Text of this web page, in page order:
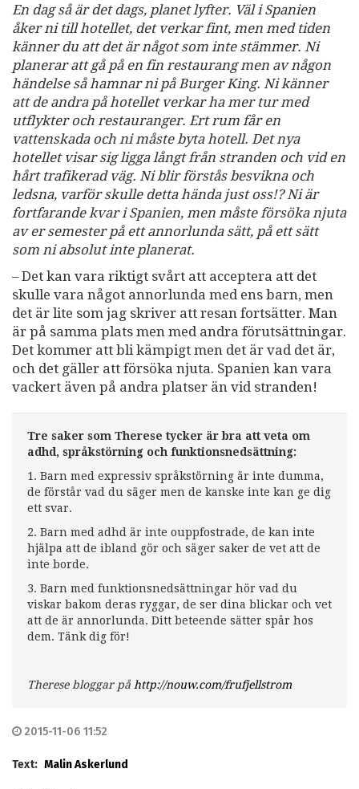
En dag så är det dags, planet lyfter. Väl i Spanien
åker ni till hotellet, det verkar fint, men med tiden
känner du att det är något som inte stämmer. Ni
planerar att gå på en fin restaurang men av någon
händelse så hamnar ni på Burger King. Ni känner
att de andra på hotellet verkar ha mer tur med
utflykter och restauranger. Ert rum får en
vattenskada och ni måste byta hotell. Det nya
hotellet visar sig ligga långt från stranden och vid en
hårt trafikerad väg. Ni blir förstås besvikna och
ledsna, varför skulle detta hända just oss!? Ni är
fortfarande kvar i Spanien, men måste försöka njuta
av er semester på ett annorlunda sätt, på ett sätt
som ni absolut inte planerat.
– Det kan vara riktigt svårt att acceptera att det
skulle vara något annorlunda med ens barn, men
det är lite som jag skriver att resan fortsätter. Man
är på samma plats men med andra förutsättningar.
Det kommer att bli kämpigt men det är vad det är,
och det gäller att försöka njuta. Spanien kan vara
vackert även på andra platser än vid stranden!
Tre saker som Therese tycker är bra att veta om
adhd, språkstörning och funktionsnedsättning:
1. Barn med expressiv språkstörning är inte dumma,
de förstår vad du säger men de kanske inte kan ge dig
ett svar.
2. Barn med adhd är inte ouppfostrade, de kan inte
hjälpa att de ibland gör och säger saker de vet att de
inte borde.
3. Barn med funktionsnedsättningar hör vad du
viskar bakom deras ryggar, de ser dina blickar och vet
att de är annorlunda. Ditt beteende sätter spår hos
dem. Tänk dig för!
Therese bloggar på http://nouw.com/frufjellstrom
2015-11-06 11:52
Text: Malin Askerlund